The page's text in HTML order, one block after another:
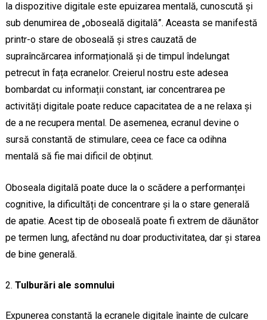
la dispozitive digitale este epuizarea mentală, cunoscută și
sub denumirea de „oboseală digitală”. Aceasta se manifestă
printr-o stare de oboseală și stres cauzată de
supraîncărcarea informațională și de timpul îndelungat
petrecut în fața ecranelor. Creierul nostru este adesea
bombardat cu informații constant, iar concentrarea pe
activități digitale poate reduce capacitatea de a ne relaxa și
de a ne recupera mental. De asemenea, ecranul devine o
sursă constantă de stimulare, ceea ce face ca odihna
mentală să fie mai dificil de obținut.
Oboseala digitală poate duce la o scădere a performanței
cognitive, la dificultăți de concentrare și la o stare generală
de apatie. Acest tip de oboseală poate fi extrem de dăunător
pe termen lung, afectând nu doar productivitatea, dar și starea
de bine generală.
Tulburări ale somnului
Expunerea constantă la ecranele digitale înainte de culcare